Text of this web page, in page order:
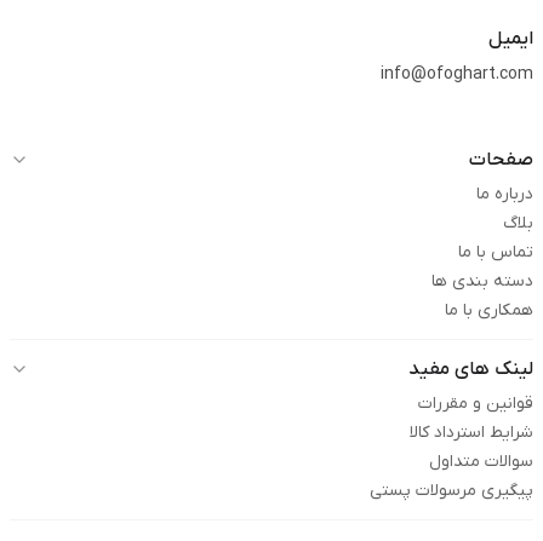
ایمیل
info@ofoghart.com
صفحات
درباره ما
بلاگ
تماس با ما
دسته بندی ها
همکاری با ما
لینک های مفید
قوانین و مقررات
شرایط استرداد کالا
سوالات متداول
پیگیری مرسولات پستی